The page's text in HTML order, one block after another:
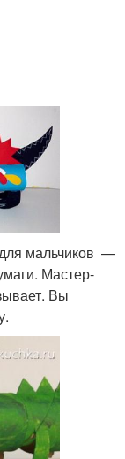
мальчиков —
Мастер-
Вы